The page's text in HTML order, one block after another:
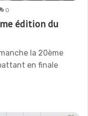
0
édition du
la 20ème
en finale